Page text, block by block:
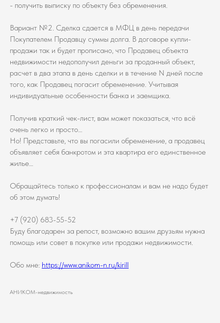
- получить выписку по объекту без обременения.
Вариант №2. Сделка сдается в МФЦ в день передачи
Покупателем Продавцу суммы долга. В договоре купли-
продажи так и будет прописано, что Продавец объекта
недвижимости недополучил деньги за проданный объект,
расчет в два этапа в день сделки и в течение N дней после
того, как Продавец погасит обременение. Учитывая
индивидуальные особенности банка и заемщика.
Получив краткий чек-лист, вам может показаться, что всё
очень легко и просто…
Но! Представьте, что вы погасили обременение, а продавец
объявляет себя банкротом и эта квартира его единственное
жилье…
Обращайтесь только к профессионалам и вам не надо будет
об этом думать!
+7 (920) 683-55-52
Буду благодарен за репост, возможно вашим друзьям нужна
помощь или совет в покупке или продажи недвижимости.
Обо мне: https://www.anikom-n.ru/kirill
АНИКОМ-недвижимость